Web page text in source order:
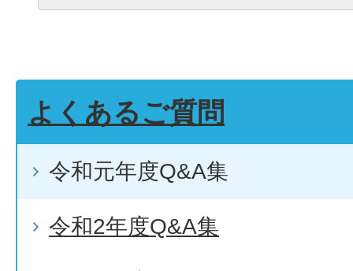
よくあるご質問
令和元年度Q&A集
令和2年度Q&A集